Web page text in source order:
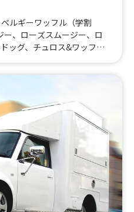
ルギーワッフル（学割
、ローズスムージー、ロ
ッグ、チュロス&ワッフ
ートラテ、抹茶のおしる
ソーダ（学祭用)、アサヒ
リンビール(カップ)、チョ
買い取り)、フラットホワ
ス（学割用)、アールグレ
レート）買い取り、カフェ
ヒー、ホットミルク、フラワ
ル、トロピカルアイススム
ージー、イタリアンソーダ
ク(学祭用）、ホットドッ
ニ、宇治抹茶ラテ、甘露
トタピオカドリンク、クラ